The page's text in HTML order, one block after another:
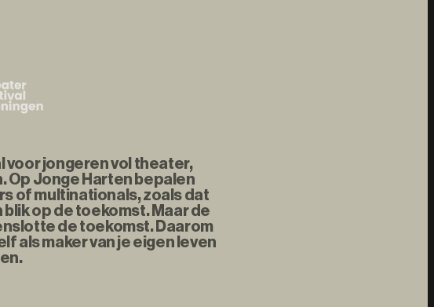
voor jongeren vol theater,
Op Jonge Harten bepalen
of multinationals, zoals dat
op de toekomst. Maar de
de toekomst. Daarom
als maker van je eigen leven